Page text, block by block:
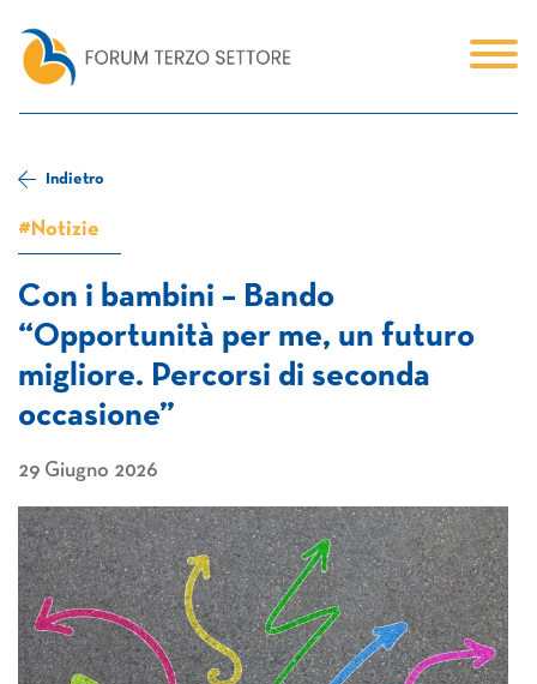
Indietro
#Notizie
Con i bambini – Bando
“Opportunità per me, un futuro
migliore. Percorsi di seconda
occasione”
29 Giugno 2026